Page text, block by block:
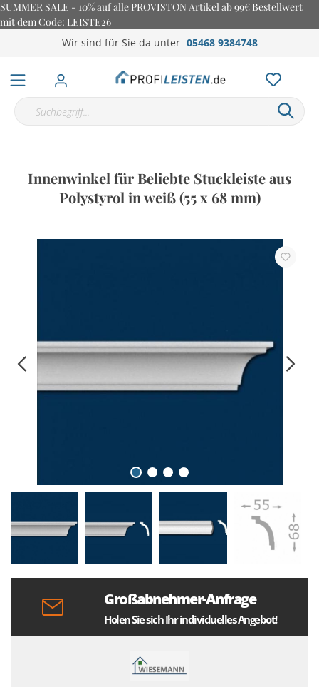
SUMMER SALE - 10% auf alle PROVISTON Artikel ab 99€ Bestellwert
mit dem Code: LEISTE26
Wir sind für Sie da unter 05468 9384748
Innenwinkel für Beliebte Stuckleiste aus
Polystyrol in weiß (55 x 68 mm)
Großabnehmer-Anfrage
Holen Sie sich Ihr individuelles Angebot!